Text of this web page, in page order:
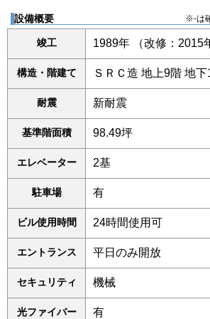
設備概要 ※-は
竣工 1989年 （改修：2015
構造・階建て ＳＲＣ造 地上9階 地下
耐震 新耐震
基準階面積 98.49坪
エレベーター 2基
駐車場 有
ビル使用時間 24時間使用可
エントランス 平日のみ開放
セキュリティ 機械
光ファイバー 有